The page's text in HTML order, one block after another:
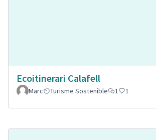
Ecoitinerari Calafell
Marc
Turisme Sostenible 1 1